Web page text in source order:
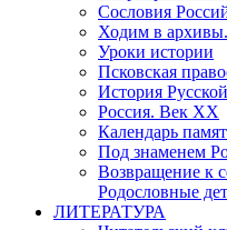
Сословия
Ходим в
Уроки истории
Псковская
История
Россия. Век ХХ
Календарь
Под знаменем
Возвращение к
Родословные
ЛИТЕРАТУРА